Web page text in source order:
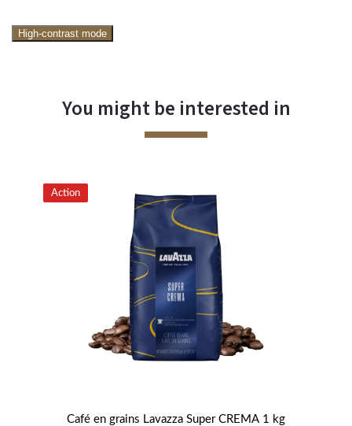
High-contrast mode
You might be interested in
Action
Café en grains Lavazza Super CREMA 1 kg